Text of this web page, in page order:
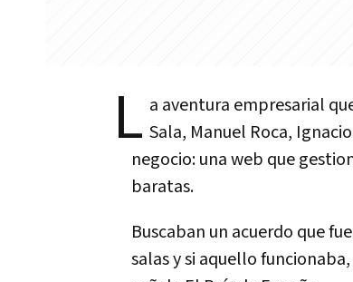
L a aventura empresarial
Sala, Manuel Roca,
negocio: una web que
baratas.
Buscaban un acuerdo que
salas y si aquello